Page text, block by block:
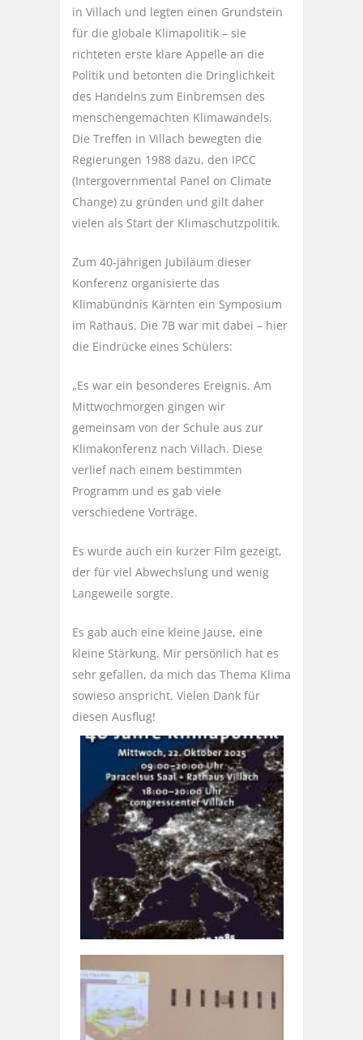
in Villach und legten einen Grundstein
für die globale Klimapolitik – sie
richteten erste klare Appelle an die
Politik und betonten die Dringlichkeit
des Handelns zum Einbremsen des
menschengemachten Klimawandels.
Die Treffen in Villach bewegten die
Regierungen 1988 dazu, den IPCC
(Intergovernmental Panel on Climate
Change) zu gründen und gilt daher
vielen als Start der Klimaschutzpolitik.
Zum 40-jährigen Jubiläum dieser
Konferenz organisierte das
Klimabündnis Kärnten ein Symposium
im Rathaus. Die 7B war mit dabei – hier
die Eindrücke eines Schülers:
„Es war ein besonderes Ereignis. Am
Mittwochmorgen gingen wir
gemeinsam von der Schule aus zur
Klimakonferenz nach Villach. Diese
verlief nach einem bestimmten
Programm und es gab viele
verschiedene Vorträge.
Es wurde auch ein kurzer Film gezeigt,
der für viel Abwechslung und wenig
Langeweile sorgte.
Es gab auch eine kleine Jause, eine
kleine Stärkung. Mir persönlich hat es
sehr gefallen, da mich das Thema Klima
sowieso anspricht. Vielen Dank für
diesen Ausflug!